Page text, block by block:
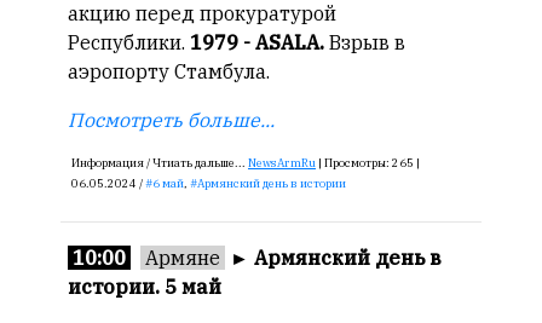
акцию перед прокуратурой
Республики. 1979 - ASALA. Взрыв в
аэропорту Стамбула.
Посмотреть больше...
Информация /Чтиать дальше... NewsArmRu | Просмотры: 265 |
06.05.2024 /
6 май, Армянский день в истории
10:00 Армяне ► Армянский день в
истории. 5 май